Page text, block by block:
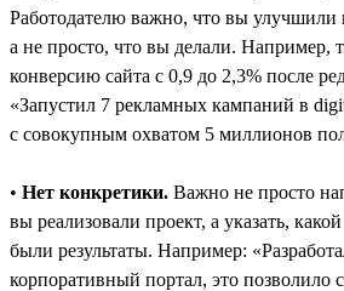
Работодателю важно, что вы улучшили
а не просто, что вы делали. Например,
конверсию сайта с 0,9 до 2,3% после
«Запустил 7 рекламных кампаний в
с совокупным охватом 5 миллионов
• Нет конкретики. Важно не просто
вы реализовали проект, а указать,
были результаты. Например:
корпоративный портал, это позволило